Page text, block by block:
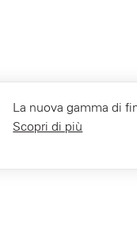
La nuova gamma di
Scopri di più